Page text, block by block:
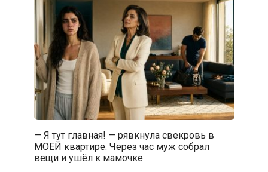
— Я тут главная! — рявкнула свекровь в
МОЕЙ квартире. Через час муж собрал
вещи и ушёл к мамочке